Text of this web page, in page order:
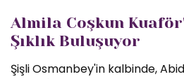
Almila Coşkun
Şıklık Buluşuyor
Şişli Osmanbey'in kalbinde,